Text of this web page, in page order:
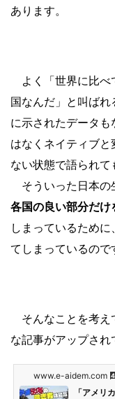
あります。
よく「世界に比
国なんだ」と叫ば
に示されたデータ
はなくネイティブ
ない状態で語られて
そういった日本の
各国の良い部分だけ
しまっているため
てしまっているので
そんなことを考え
な記事がアップされ
www.e-aidem.com
「アメリ